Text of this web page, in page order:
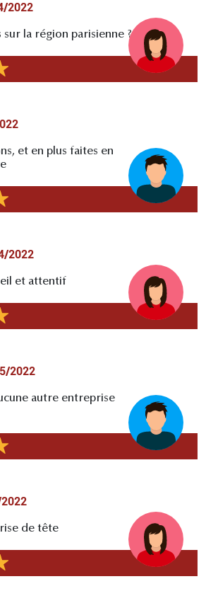
2022
sur la région parisienne ?
et en plus faites en
2022
et attentif
2022
autre entreprise
de tête